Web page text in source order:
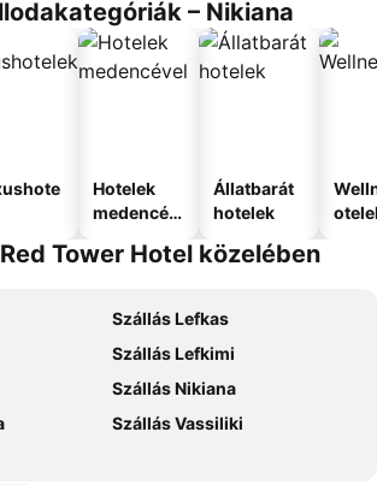
– Nikiana
Hotelek
medencév
Állatbarát
hotelek
Tower Hotel közelében
Szállás Lefkas
Szállás Lefkimi
Szállás Nikiana
Szállás Vassiliki